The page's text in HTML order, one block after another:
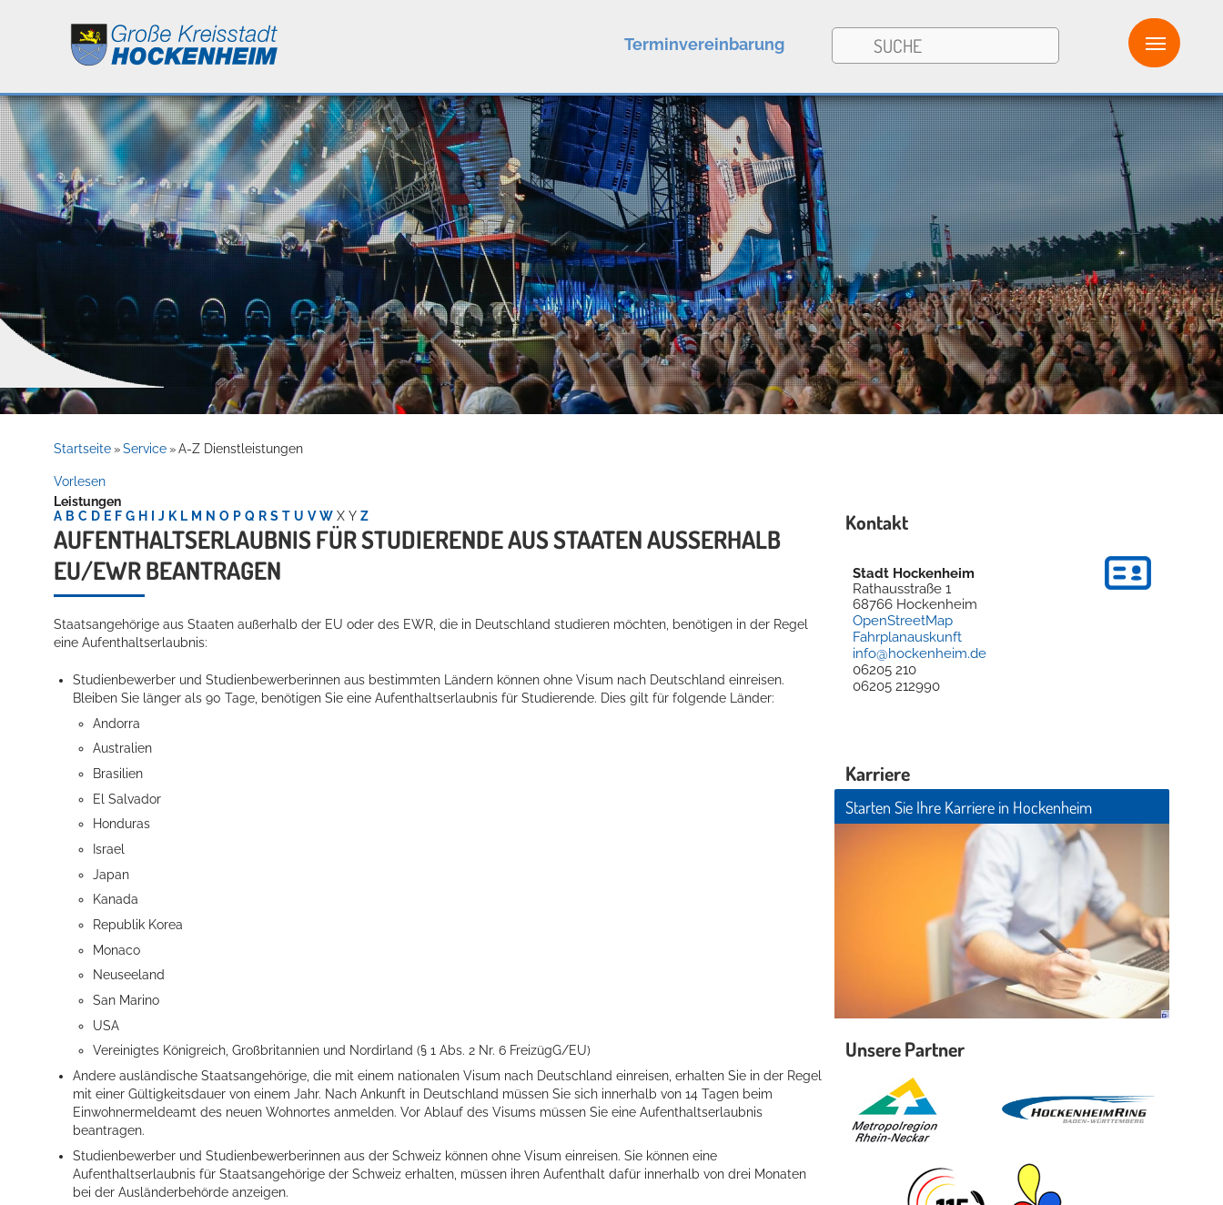
Leben
Kultur
Service
Terminvereinbarung
Willkommen in Hockenheim
Startseite » Service » A-Z Dienstleistungen
Vorlesen
Leistungen
A B C D E F G H J K L M N O P Q R S T U V W X Y Z
AUFENTHALTSERLAUBNIS FÜR STUDIERENDE AUS STAATEN AUSSERHALB E
U/EWR BEANTRAGEN
Staatsangehörige aus Staaten außerhalb der EU oder des EWR, die in Deutschland studieren möchten, benötigen in der Regel
eine Aufenthaltserlaubnis:
Studienbewerber und Studienbewerberinnen aus bestimmten Ländern können ohne Visum nach Deutschland einreisen.
Bleiben Sie länger als 90 Tage, benötigen Sie eine Aufenthaltserlaubnis für Studierende. Dies gilt für folgende Länder:
Andorra
Australien
Brasilien
El Salvador
Honduras
Israel
Japan
Kanada
Republik Korea
Monaco
Neuseeland
San Marino
USA
Vereinigtes Königreich, Großbritannien und Nordirland (§ 1 Abs. 2 Nr. 6 FreizügG/EU)
Andere ausländische Staatsangehörige, die mit einem nationalen Visum nach Deutschland einreisen,erhalten Sie in der Regel
mit einer Gültigkeitsdauer von einem Jahr. Nach Ankunft in Deutschland müssen Sie sich innerhalb von 14 Tagen beim
Einwohnermeldeamt des neuen Wohnortes anmelden. Vor Ablauf des Visums müssen Sie eine Aufenthaltserlaubnis
beantragen.
Studienbewerber und Studienbewerberinnen aus der Schweiz können ohne Visum einreisen. Sie können eine
Aufenthaltserlaubnis für Staatsangehörige der Schweiz erhalten, müssen ihren Aufenthalt dafür innerhalb von drei Monaten
bei der Ausländerbehörde anzeigen.
Kontakt
Stadt Hockenheim
Rathausstraße 1
68766 Hockenheim
OpenStreetMap
Fahrplanauskunft
info@hockenheim.de
06205 210
06205 212990
Karriere
Starten Sie Ihre Karriere in Hockenheim
Unsere Partner